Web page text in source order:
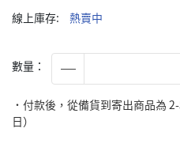
線上庫存: 熱賣中
數量：
˙付款後，從備貨到寄出商品為
日）